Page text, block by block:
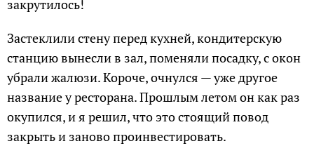
закрутилось!
Застеклили стену перед кухней, кондитерскую
станцию вынесли в зал, поменяли посадку, с окон
убрали жалюзи. Короче, очнулся — уже другое
название у ресторана. Прошлым летом он как раз
окупился, и я решил, что это стоящий повод
закрыть и заново проинвестировать.